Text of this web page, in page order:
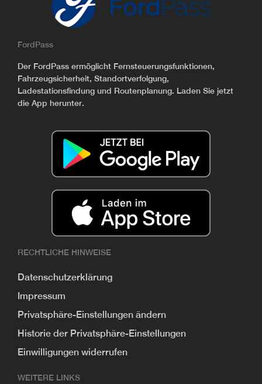
FordPass
Der FordPass ermöglicht Fernsteuerungsfunktionen,
Fahrzeugsicherheit, Standortverfolgung,
Ladestationsfindung und Routenplanung. Laden Sie jetzt
die App herunter.
RECHTLICHE HINWEISE
Datenschutzerklärung
Impressum
Privatsphäre-Einstellungen ändern
Historie der Privatsphäre-Einstellungen
Einwilligungen widerrufen
WEITERE LINKS